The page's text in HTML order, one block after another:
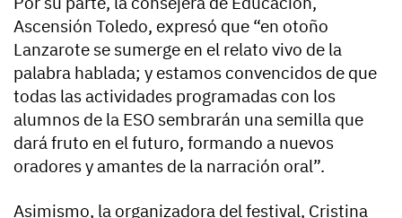
Ascensión Toledo, expresó que “en otoño
Lanzarote se sumerge en el relato vivo de la
palabra hablada; y estamos convencidos de que
todas las actividades programadas con los
alumnos de la ESO sembrarán una semilla que
dará fruto en el futuro, formando a nuevos
oradores y amantes de la narración oral”.
Asimismo, la organizadora del festival, Cristina